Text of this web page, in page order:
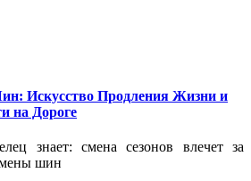
Искусство Продления Жизни и
на Дороге
знает: смена сезонов влечет за
шин